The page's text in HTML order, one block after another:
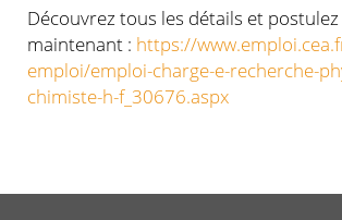
Découvrez tous les détails et postulez
maintenant : https://
emploi/emploi-charge-e-recherche-
chimiste-h-f_30676.aspx